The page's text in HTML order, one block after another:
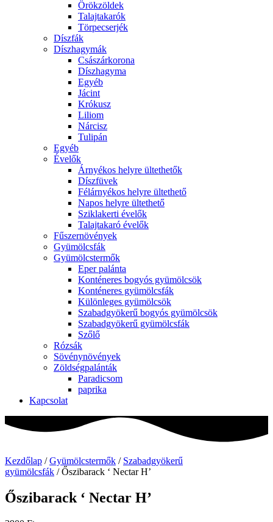
Örökzöldek
Talajtakarók
Törpecserjék
Díszfák
Díszhagymák
Császárkorona
Díszhagyma
Egyéb
Jácint
Krókusz
Liliom
Nárcisz
Tulipán
Egyéb
Évelők
Árnyékos helyre ültethetők
Díszfüvek
Félárnyékos helyre ültethető
Napos helyre ültethető
Sziklakerti évelők
Talajtakaró évelők
Fűszernövények
Gyümölcsfák
Gyümölcstermők
Eper palánta
Konténeres bogyós gyümölcsök
Konténeres gyümölcsfák
Különleges gyümölcsök
Szabadgyökerű bogyós gyümölcsök
Szabadgyökerű gyümölcsfák
Szőlő
Rózsák
Sövénynövények
Zöldségpalánták
Paradicsom
paprika
Kapcsolat
Kezdőlap /Gyümölcstermők / Szabadgyökerű
gyümölcsfák / Őszibarack ‘ Nectar H’
Őszibarack ‘ Nectar H’